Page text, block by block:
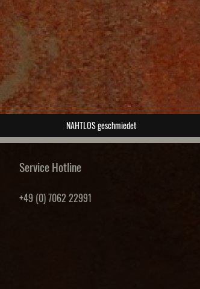
NAHTLOS geschmiedet
Service Hotline
+49 (0) 7062 22991